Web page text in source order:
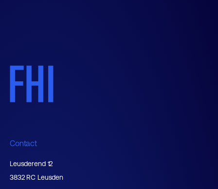
Contact
Leusderend 12
3832 RC Leusden